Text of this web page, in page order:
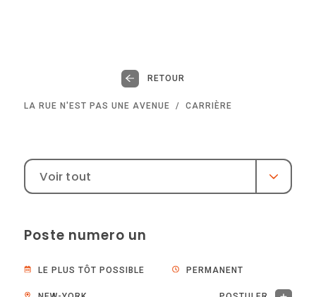
RETOUR
LA RUE N'EST PAS UNE AVENUE CARRIÈRE
Voir tout
Poste numero un
LE PLUS TÔT POSSIBLE PERMANENT